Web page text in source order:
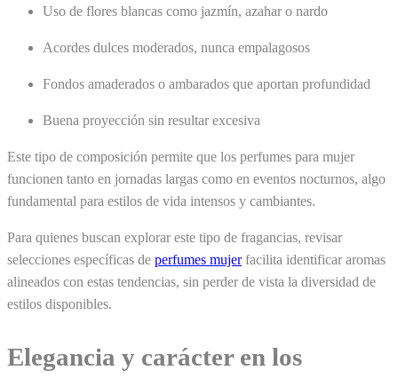
Uso de flores blancas como jazmín, azahar o nardo
Acordes dulces moderados, nunca empalagosos
Fondos amaderados o ambarados que aportan profundidad
Buena proyección sin resultar excesiva
Este tipo de composición permite que los perfumes para mujer
funcionen tanto en jornadas largas como en eventos nocturnos, algo
fundamental para estilos de vida intensos y cambiantes.
Para quienes buscan explorar este tipo de fragancias, revisar
selecciones específicas de perfumes mujerfacilita identificar aromas
alineados con estas tendencias, sin perder de vista la diversidad de
estilos disponibles.
Elegancia y carácter en los